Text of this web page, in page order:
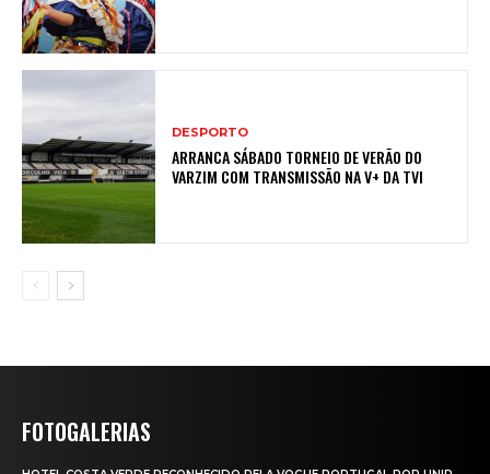
DESPORTO
ARRANCA SÁBADO TORNEIO DE VERÃO DO
VARZIM COM TRANSMISSÃO NA V+ DA TVI
FOTOGALERIAS